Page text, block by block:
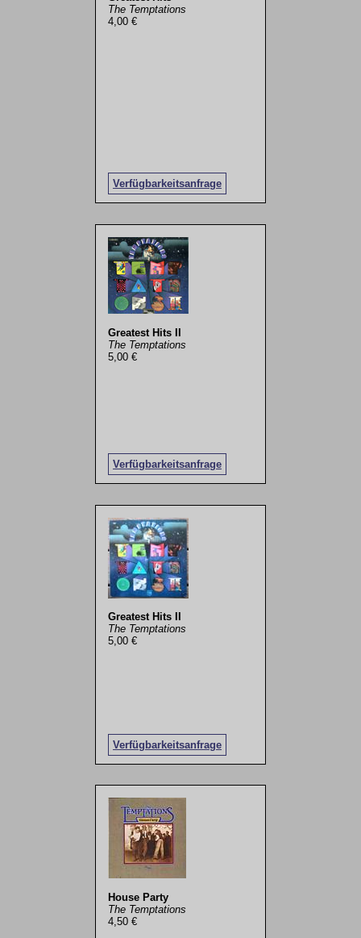
The Temptations
4,00 €
Verfügbarkeitsanfrage
Greatest Hits II
The Temptations
5,00 €
Verfügbarkeitsanfrage
Greatest Hits II
The Temptations
5,00 €
Verfügbarkeitsanfrage
House Party
The Temptations
4,50 €